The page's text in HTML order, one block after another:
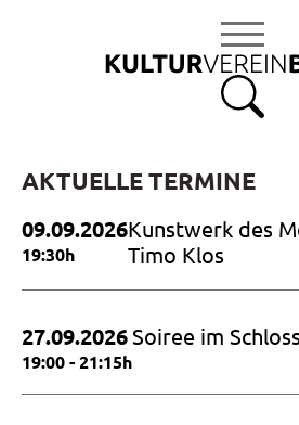
AKTUELLE TERMINE
09.09.2026
19:30h
Kunstwerk des
September 2026
Timo Klos
27.09.2026
19:00 - 21:15h
Soiree im
Dietrich Fischer